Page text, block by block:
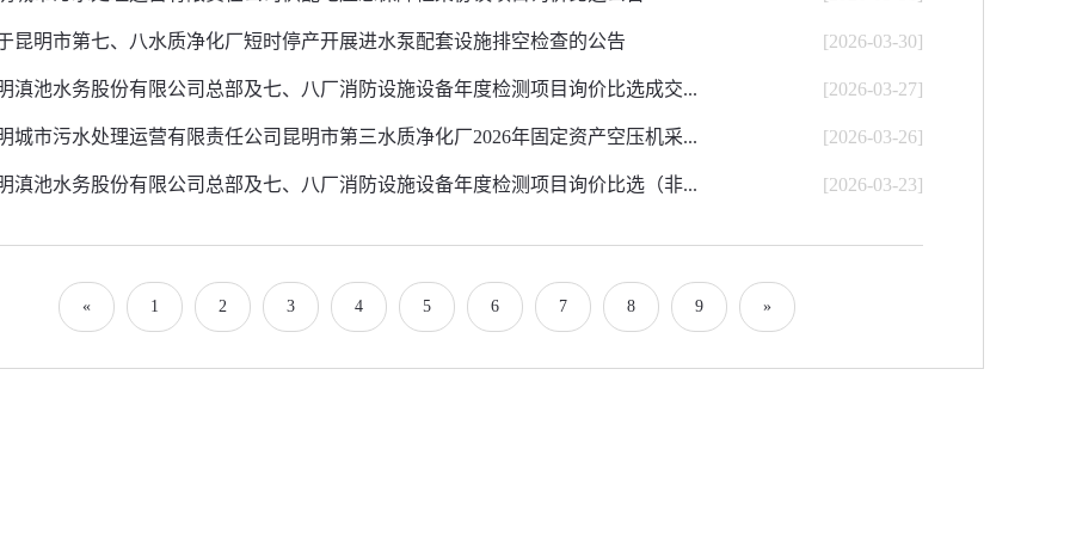
[2026-03-30]
昆明市第七、八水质净化厂短时停产开展进水泵配套设施排空检查的公告
[2026-03-27]
滇池水务股份有限公司总部及七、八厂消防设施设备年度检测项目询价比选成交...
[2026-03-26]
城市污水处理运营有限责任公司昆明市第三水质净化厂2026年固定资产空压机采...
[2026-03-23]
滇池水务股份有限公司总部及七、八厂消防设施设备年度检测项目询价比选（非...
« 1 2 3 4 5 6 7 8 9 »